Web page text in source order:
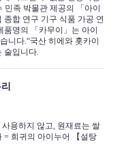
족 박물관 제공의 「아이
합 연구 기구 식품 가공 연
명의 「카무이」는 아이
니다.“국산 히에와 홋카이
술입니다.
용하지 않고, 원재료는 쌀
희귀의 아이누어 【설탕